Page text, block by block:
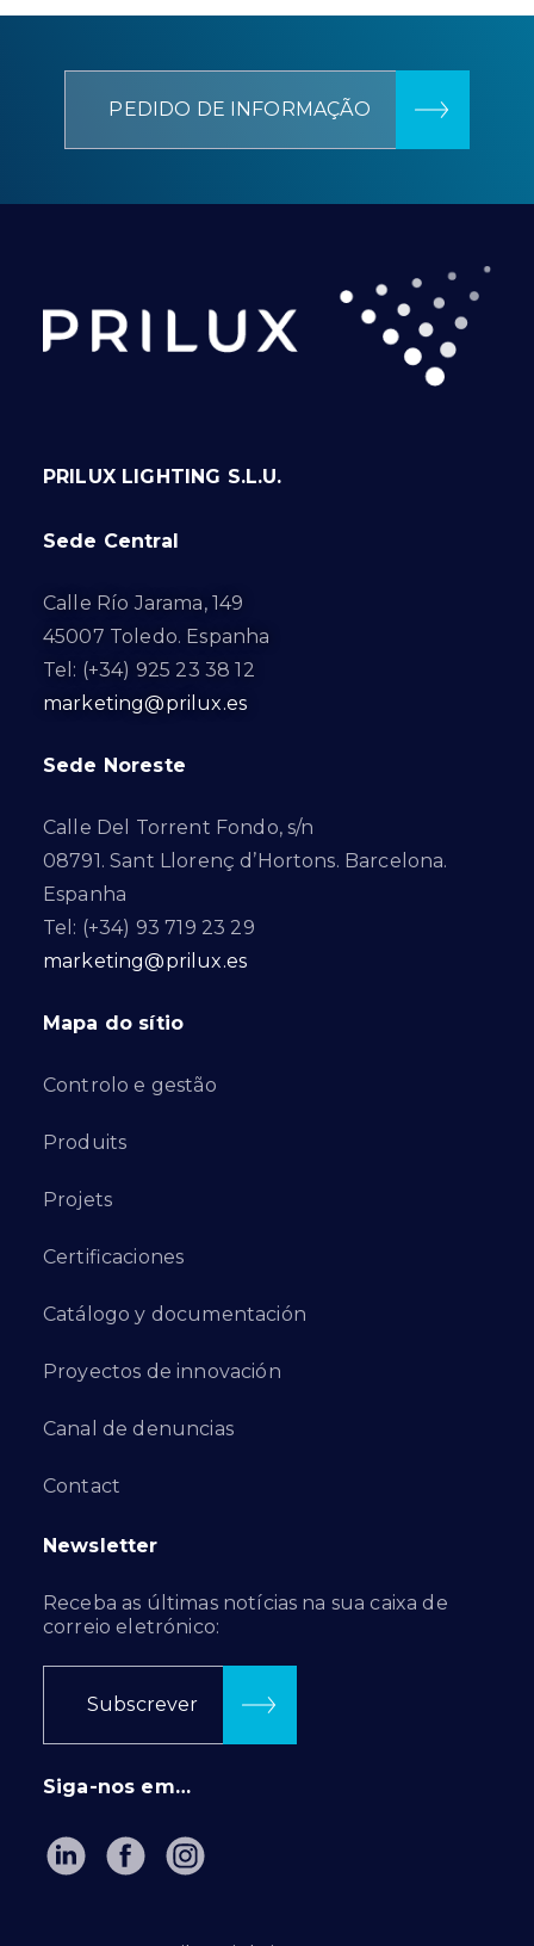
PEDIDO DE INFORMAÇÃO
PRILUX LIGHTING S.L.U.
Sede Central
Calle Río Jarama, 149
45007 Toledo. Espanha
Tel: (+34) 925 23 38 12
marketing@prilux.es
Sede Noreste
Calle Del Torrent Fondo, s/n
08791. Sant Llorenç d’Hortons. Barcelona.
Espanha
Tel: (+34) 93 719 23 29
marketing@prilux.es
Mapa do sítio
Controlo e gestão
Produits
Projets
Certificaciones
Catálogo y documentación
Proyectos de innovación
Canal de denuncias
Contact
Newsletter
Receba as últimas notícias na sua caixa de
correio eletrónico:
Subscrever
Siga-nos em…